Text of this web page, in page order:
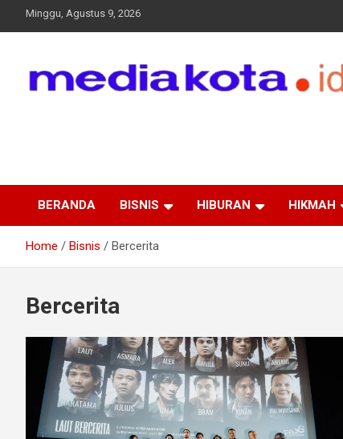
Minggu, Agustus 9, 2026
BERANDA BISNIS HIBURAN HIKMAH
Home Bisnis Bercerita
Bercerita